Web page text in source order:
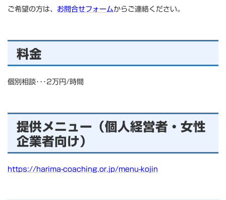
ご希望の方は、 お問合せフォームからご連絡ください。
料金
個別相談･･･2万円/時間
提供メニュー（個人経営者・女性
企業者向け）
https://harima-coaching.or.jp/menu-kojin